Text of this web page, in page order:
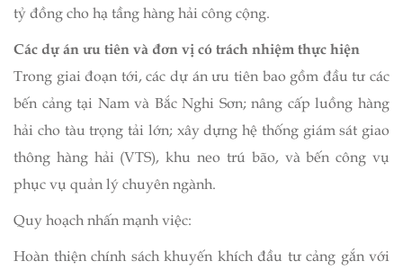
tỷ đồng cho hạ tầng hàng hải công cộng.
Các dự án ưu tiên và đơn vị có trách nhiệm thực hiện
Trong giai đoạn tới, các dự án ưu tiên bao gồm đầu tư các
bến cảng tại Nam và Bắc Nghi Sơn; nâng cấp luồng hàng
hải cho tàu trọng tải lớn; xây dựng hệ thống giám sát giao
thông hàng hải (VTS), khu neo trú bão, và bến công vụ
phục vụ quản lý chuyên ngành.
Quy hoạch nhấn mạnh việc:
Hoàn thiện chính sách khuyến khích đầu tư cảng gắn với